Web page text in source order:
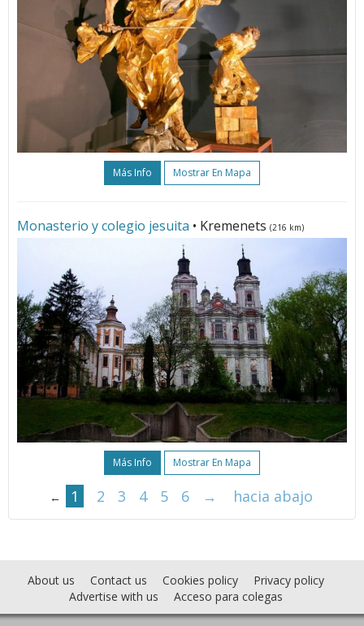
Más Info Mostrar En Mapa
Monasterio y colegio jesuita • Kremenets (216 km)
Más Info Mostrar En Mapa
← 1 2 3 4 5 6 → hacia abajo
About us Contact us Cookies policy
Privacy policy
Advertise with us
Acceso para colegas